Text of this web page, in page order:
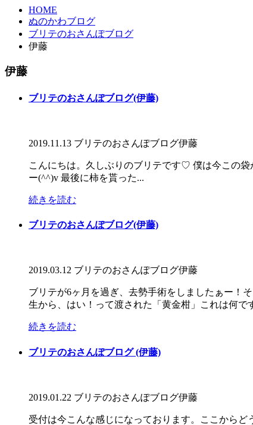
HOME
ぬのかわブログ
ブリテのおさんぽブログ
伊藤
伊藤
ブリテのおさんぽブログ(伊藤)
2019.11.13 ブリテのおさんぽブログ伊藤
こんにちは。久しぶりのブリテです♡ 僕は今この
ー(^^)v 最後に柿を貰った...
続きを読む
ブリテのおさんぽブログ(伊藤)
2019.03.12 ブリテのおさんぽブログ伊藤
ブリテが6ヶ月を過ぎ、去勢手術をしましたぁー！
生から、はい！って渡された「黄金柑」これは何で
続きを読む
ブリテのおさんぽブログ (伊藤)
2019.01.22 ブリテのおさんぽブログ伊藤
受付は今こんな感じになっております。ここから